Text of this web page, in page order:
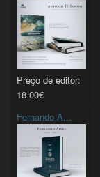
Preço de editor:
18.00€
Fernando A...